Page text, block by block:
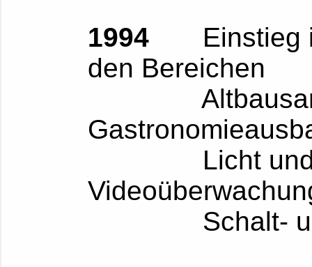
1994Einstieg in
den Bereichen
Licht und
Schalt- und